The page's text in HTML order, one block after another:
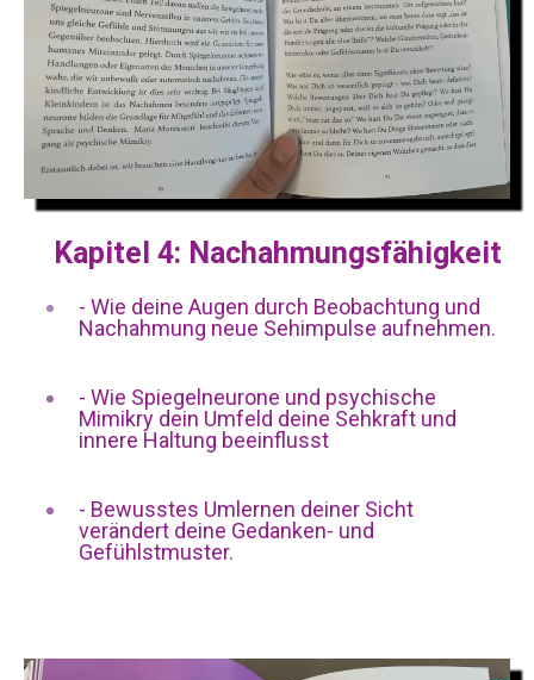
Kapitel 4: Nachahmungsfähigkeit
- Wie deine Augen durch Beobachtung und
Nachahmung neue Sehimpulse aufnehmen.
- ​ Wie Spiegelneurone und psychische
Mimikry dein Umfeld deine Sehkraft und
innere Haltung beeinflusst
​- Bewusstes Umlernen deiner Sicht
verändert deine Gedanken- und
Gefühlstmuster.